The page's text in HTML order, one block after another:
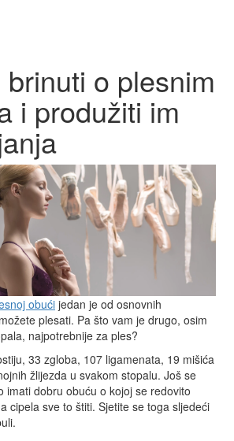
o plesnim
i produžiti im
obućijedan je od osnovnih
plesati. Pa što vam je drugo, osim
najpotrebnije za ples?
33 zgloba, 107 ligamenata, 19 mišića
žlijezda u svakom stopalu. Još se
imati dobru obuću o kojoj se redovito
cipela sve to štiti. Sjetite se toga sljedeći